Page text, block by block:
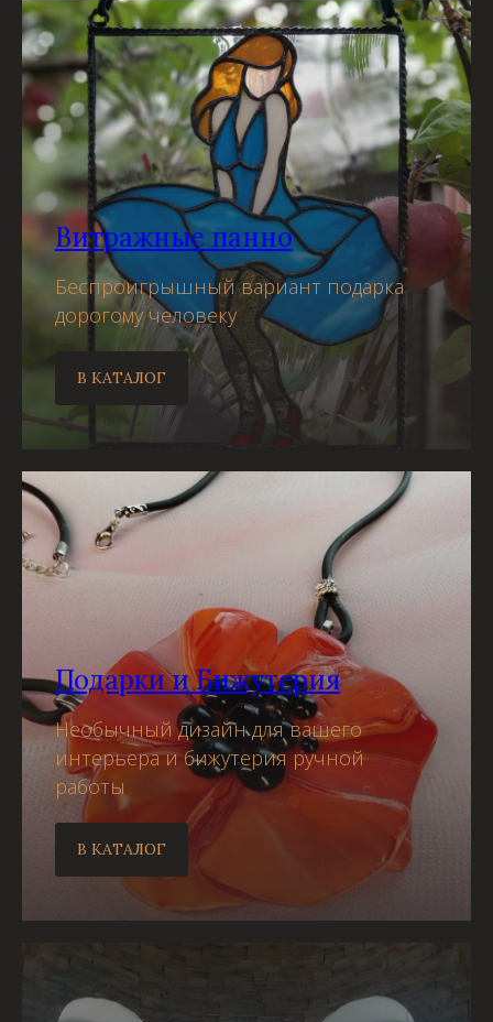
Витражные панно
Беспроигрышный вариант подарка
дорогому человеку
В КАТАЛОГ
Подарки и Бижутерия
Необычный дизайн для вашего
интерьера и бижутерия ручной
работы
В КАТАЛОГ